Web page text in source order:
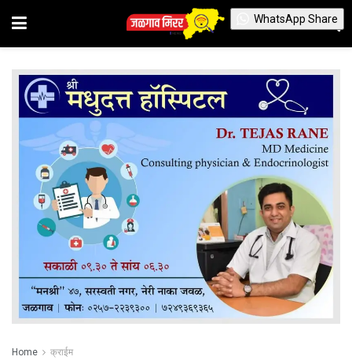
Home क्राईम
WhatsApp Share